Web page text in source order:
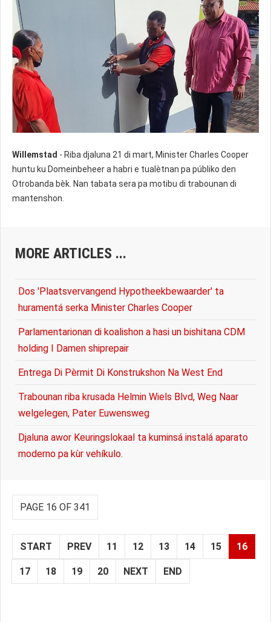
Willemstad - Riba djaluna 21 di mart, Minister Charles Cooper
huntu ku Domeinbeheer a habri e tualètnan pa públiko den
Otrobanda bèk. Nan tabata sera pa motibu di trabounan di
mantenshon.
MORE ARTICLES ...
Dos 'Plaatsvervangend Hypotheekbewaarder' ta
huramentá serka Minister Charles Cooper
Parlamentarionan di koalishon a hasi un bishitana CDM
holding I Damen shiprepair
Entrega Di Pèrmit Di Konstrukshon Na West End
Trabounan riba krusada Helmin Wiels Blvd, Weg Naar
welgelegen, Pater Euwensweg
Djaluna awor Keuringslokaal ta kuminsá instalá aparato
moderno pa kùr vehíkulo.
PAGE 16 OF 341
START PREV 11 12 13 14 15 16
17 18 19 20 NEXT END